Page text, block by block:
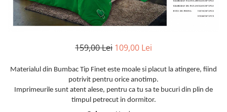
Cearceaf cu elastic
Cearceaf normal
Cearceaf normal
Bumbac Satinat 3D
Cearceaf cu elastic 4 piese
Persoana
Bumbac Tip Finet 5D In Relief - 1
Cearceaf cu elastic 4 piese
Cearceaf normal 4 piese
Set Lenjerie + Draperii 1 Persoana
Lenjerii Bumbac 100% - 1 Persoana
Paturi Cocolino Pentru Copii
Huse De Pat Damasc
Huse De Pat Damasc - 140x200cm
Huse De Pat Damasc - 180x200cm
Cearceaf Pat + Fețe De Pernă
Huse De Pat Catifea / Topper
Huse De Pat Catifea / Topper -
159,00 Lei 109,00 Lei
Materialul din Bumbac Tip Finet este moale si placut la atingere, fiind
potrivit pentru orice anotimp.
Imprimeurile sunt atent alese, pentru ca tu sa te bucuri din plin de
timpul petrecut in dormitor.